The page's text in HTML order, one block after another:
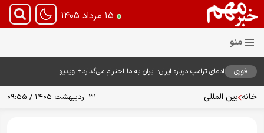
۱۵ مرداد ۱۴۰۵
فوری ادعای ترامپ درباره ایران: ایران به ما احترام می‌گذارد+ ویدیو
خانه بین المللی ۳۱ اردیبهشت ۱۴۰۵ / ۰۹:۵۵